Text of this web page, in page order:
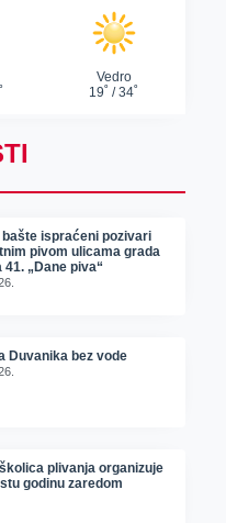
bašte ispraćeni pozivari
pivom ulicama grada
41. „Dane piva“
Duvanika bez vode
plivanja organizuje
godinu zaredom